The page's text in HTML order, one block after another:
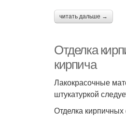
читать дальше →
Отделка
кирпича
Лакокрасочные
штукатуркой
Отделка